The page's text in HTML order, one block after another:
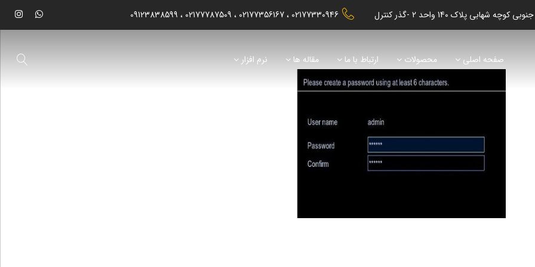
02177330946
02177356167
02177787509
09123838599
صفحه اصلی محصولات ارتباط با ما مقاله ها نرم افزار